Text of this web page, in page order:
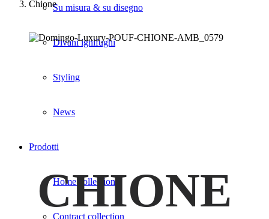
Su misura & su disegno
Divani ignifughi
Styling
News
Prodotti
Home collection
Contract collection
Chione
CHIONE